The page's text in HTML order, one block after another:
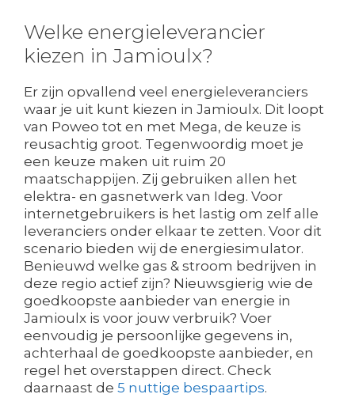
Welke energieleverancier
kiezen in Jamioulx?
Er zijn opvallend veel energieleveranciers
waar je uit kunt kiezen in Jamioulx. Dit loopt
van Poweo tot en met Mega, de keuze is
reusachtig groot. Tegenwoordig moet je
een keuze maken uit ruim 20
maatschappijen. Zij gebruiken allen het
elektra- en gasnetwerk van Ideg. Voor
internetgebruikers is het lastig om zelf alle
leveranciers onder elkaar te zetten. Voor dit
scenario bieden wij de energiesimulator.
Benieuwd welke gas & stroom bedrijven in
deze regio actief zijn? Nieuwsgierig wie de
goedkoopste aanbieder van energie in
Jamioulx is voor jouw verbruik? Voer
eenvoudig je persoonlijke gegevens in,
achterhaal de goedkoopste aanbieder, en
regel het overstappen direct. Check
daarnaast de 5 nuttige bespaartips.